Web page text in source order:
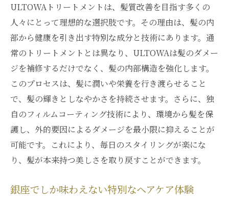
極める
銀座のサロンが選ぶULTOWAトリートメン
トの魅力
一流のスタイリストが薦めるULTOWAトリ
銀座での特別なサロン体験をULTOWAで
ULTOWAトリートメントが実現するプロフ
ェッショナルケア
サロン体験を変えるULTOWAの実力
ULTOWAトリートメントで贅沢な髪質改善
潤いとツヤを与えるULTOWAトリートメントの
ULTOWAトリートメントは、髪質改善を目指す多くの
人々にとって理想的な選択肢です。その理由は、髪の内
部から健康を引き出す特別な成分と技術にあります。通
常のトリートメントとは異なり、ULTOWAは髪のダメー
ジを補修するだけでなく、髪の内部構造を強化します。
このプロセスは、髪に潤いや栄養を行き渡らせること
で、髪の輝きとしなやかさを持続させます。さらに、独
自のフィルムコーティング技術により、環境から髪を保
護し、外的要因によるダメージを最小限に抑えることが
可能です。これにより、毎日のスタイリングが楽にな
り、髪が本来持つ美しさを取り戻すことができます。
銀座でしか味わえない特別なヘアケア体験